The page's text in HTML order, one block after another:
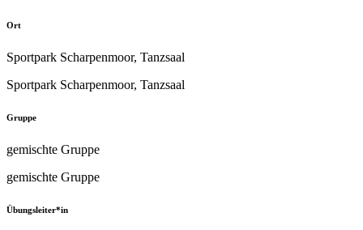
Ort
Sportpark Scharpenmoor, Tanzsaal
Sportpark Scharpenmoor, Tanzsaal
Gruppe
gemischte Gruppe
gemischte Gruppe
Übungsleiter*in